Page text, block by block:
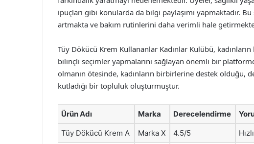
ipuçları gibi konularda da bilgi paylaşımı yapmaktadır.
artmakta ve bakım rutinlerini daha verimli hale
Tüy Dökücü Krem Kullananlar Kadınlar Kulübü,
bilinçli seçimler yapmalarını sağlayan önemli bir
olmanın ötesinde, kadınların birbirlerine destek olduğu,
kutladığı bir topluluk oluşturmuştur.
Ürün Adı Marka Derecelendirme
Tüy Dökücü Krem A Marka X 4.5/5